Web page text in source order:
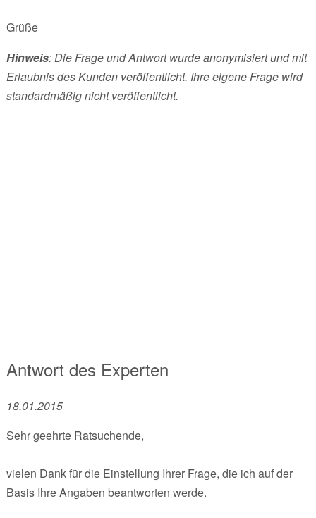
Grüße
Hinweis: Die Frage und Antwort wurde anonymisiert und mit
Erlaubnis des Kunden veröffentlicht. Ihre eigene Frage wird
standardmäßig nicht veröffentlicht.
Antwort des Experten
18.01.2015
Sehr geehrte Ratsuchende,
vielen Dank für die Einstellung Ihrer Frage, die ich auf der
Basis Ihre Angaben beantworten werde.